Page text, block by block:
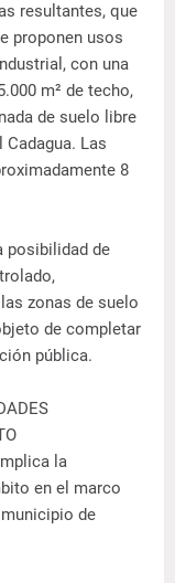
resultantes, que
proponen usos
con una
m² de techo,
de suelo libre
Las
8
posibilidad de
zonas de suelo
de completar
pública.
la
en el marco
de